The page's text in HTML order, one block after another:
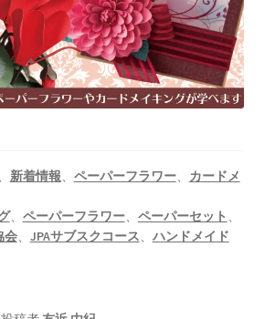
新着情報 ペーパーフラワー、
カードメ
、 ペーパーフラワー、 ペーパーセット
会、 JPAサブスクコース ハンドメイド